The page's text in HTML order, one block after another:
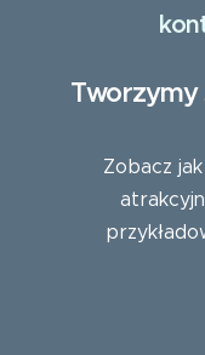
Tworzymy
Zobacz